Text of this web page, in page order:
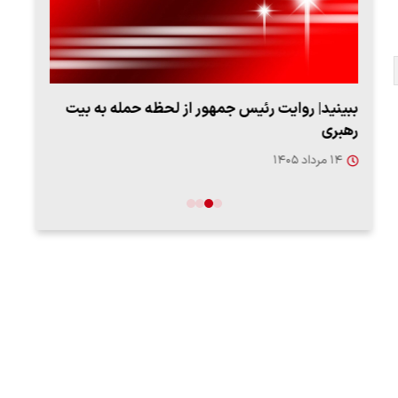
پزشکیان: از حد و حدود خودمان دفاع می‌کنیم، اما
به‌دنبال گسترش جنگ نیس…
۱۳ مرداد ۱۴۰۵